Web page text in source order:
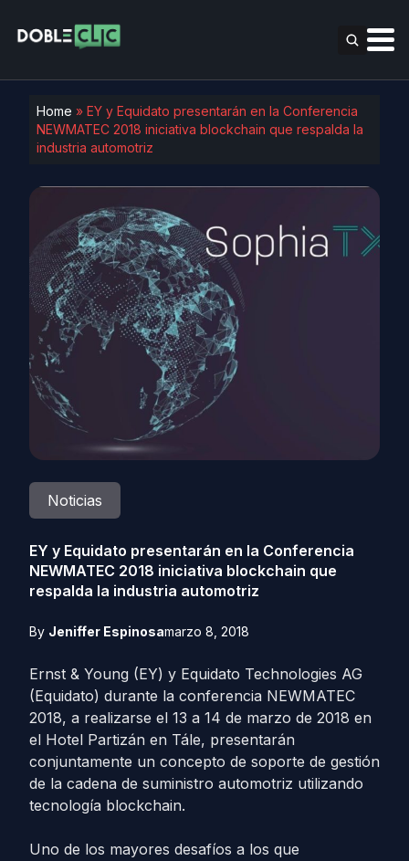
Home » EY y Equidato presentarán en la Conferencia
NEWMATEC 2018 iniciativa blockchain que respalda la
industria automotriz
Noticias
EY y Equidato presentarán en la Conferencia
NEWMATEC 2018 iniciativa blockchain que
respalda la industria automotriz
By Jeniffer Espinosamarzo 8, 2018
Ernst & Young (EY) y Equidato Technologies AG
(Equidato) durante la conferencia NEWMATEC
2018, a realizarse el 13 a 14 de marzo de 2018 en
el Hotel Partizán en Tále, presentarán
conjuntamente un concepto de soporte de gestión
de la cadena de suministro automotriz utilizando
tecnología blockchain.
Uno de los mayores desafíos a los que